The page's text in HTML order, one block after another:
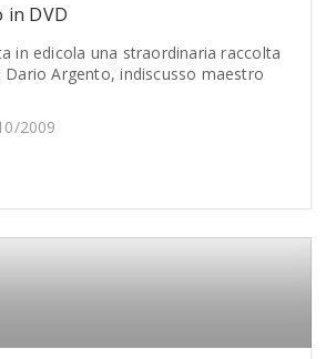
in DVD
in edicola una straordinaria raccolta
Dario Argento, indiscusso maestro
2009